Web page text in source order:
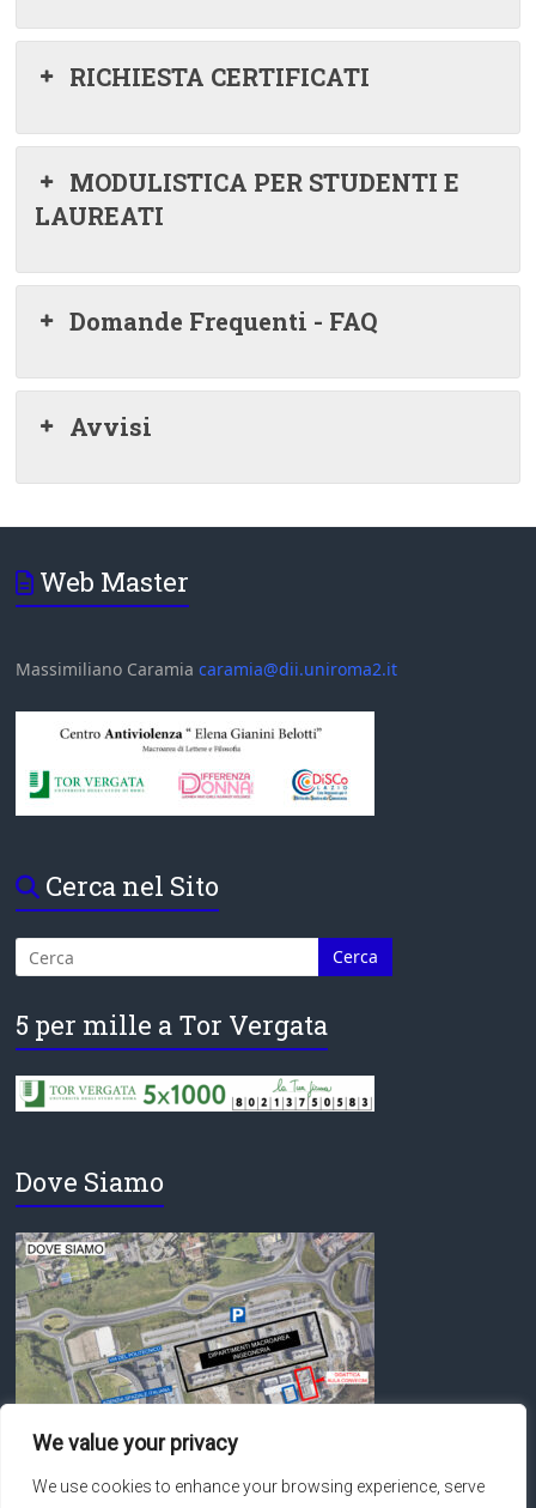
We value your privacy
We use cookies to enhance your browsing experience, serve
RICHIESTA CERTIFICATI
MODULISTICA PER STUDENTI E
LAUREATI
Domande Frequenti - FAQ
Avvisi
Web Master
Massimiliano Caramiacaramia@dii.uniroma2.it
Cerca nel Sito
5 per mille a Tor Vergata
Dove Siamo